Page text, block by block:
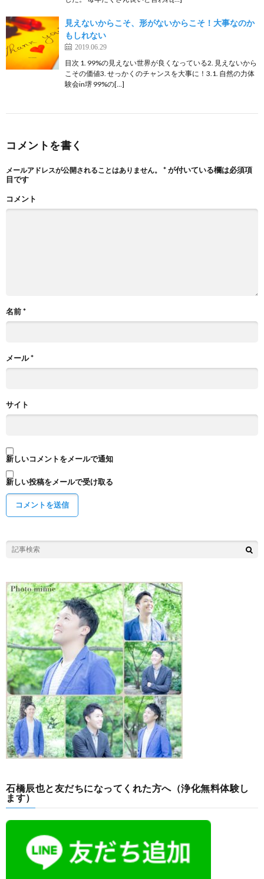
見えないからこそ、形がないからこそ！大事なのか
もしれない
2019.06.29
目次 1. 99%の見えない世界が良くなっている2. 見えないから
こその価値3. せっかくのチャンスを大事に！3.1. 自然の力体
験会in堺 99%の[…]
コメントを書く
メールアドレスが公開されることはありません。 *が付いている欄は必須項
目です
コメント
名前*
メール*
サイト
新しいコメントをメールで通知
新しい投稿をメールで受け取る
石橋辰也と友だちになってくれた方へ（浄化無料体験し
ます）